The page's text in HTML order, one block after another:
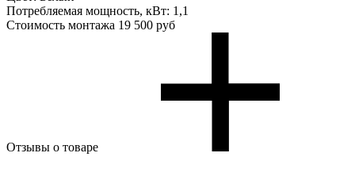
Потребляемая мощность, кВт: 1,1
Стоимость монтажа 19 500 руб
Отзывы о товаре